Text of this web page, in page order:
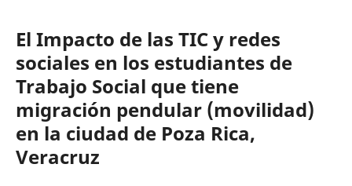
El Impacto de las TIC y redes
sociales en los estudiantes de
Trabajo Social que tiene
migración pendular (movilidad)
en la ciudad de Poza Rica,
Veracruz